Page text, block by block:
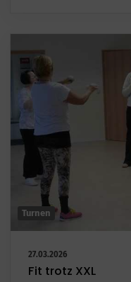
Turnen
27.03.2026
Fit trotz XXL